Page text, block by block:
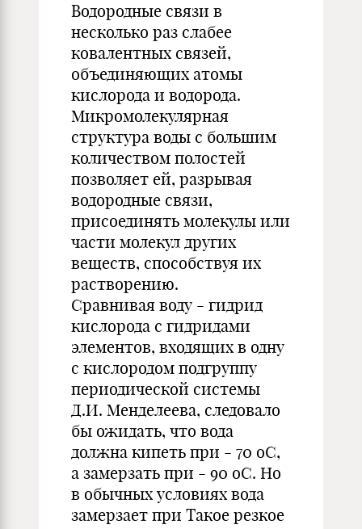
Водородные связи в
несколько раз слабее
ковалентных связей,
объединяющих атомы
кислорода и водорода.
Микромолекулярная
структура воды с большим
количеством полостей
позволяет ей, разрывая
водородные связи,
присоединять молекулы или
части молекул других
веществ, способствуя их
растворению.
Сравнивая воду - гидрид
кислорода с гидридами
элементов, входящих в одну
с кислородом подгруппу
периодической системы
Д.И. Менделеева, следовало
бы ожидать, что вода
должна кипеть при - 70 оС,
а замерзать при - 90 оС. Но
в обычных условиях вода
замерзает при Такое резкое